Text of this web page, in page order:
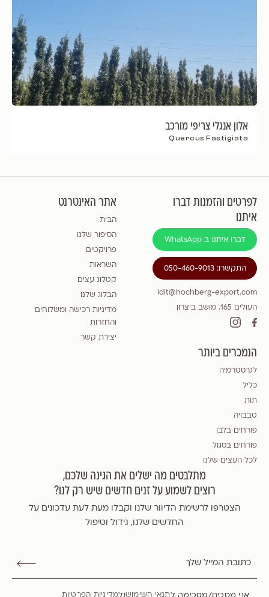
אלון אנגלי צריפי מורכב
Quercus Fastigiata
לפרטים והזמנות דברו
איתנו
דברו איתנו ב WhatsApp
התקשרו: 050-460-9013
idit@hochberg-export.com
העולים 165, מושב ביצרון
אתר האינטרנט
הבית
הסיפור שלנו
פרויקטים
השראות
קטלוג עצים
הבלוג שלנו
מדיניות רכישה ומשלוחים
והחזרות
יצירת קשר
הנמכרים ביותר
לגרסטרמיה
כליל
תות
טבבויה
פורחים בלבן
פורחים בסגול
לכל העצים שלנו
מתלבטים מה ישלים את הגינה שלכם,
רוצים לשמוע על זנים חדשים שיש רק לנו?
הצטרפו לרשימת הדיוור שלנו וקבלו מעת לעת עדכונים על
החדשים שלנו, גידול וטיפול
אני מסכים/מסכימה לתנאי השימושולמדיניות הפרטיות